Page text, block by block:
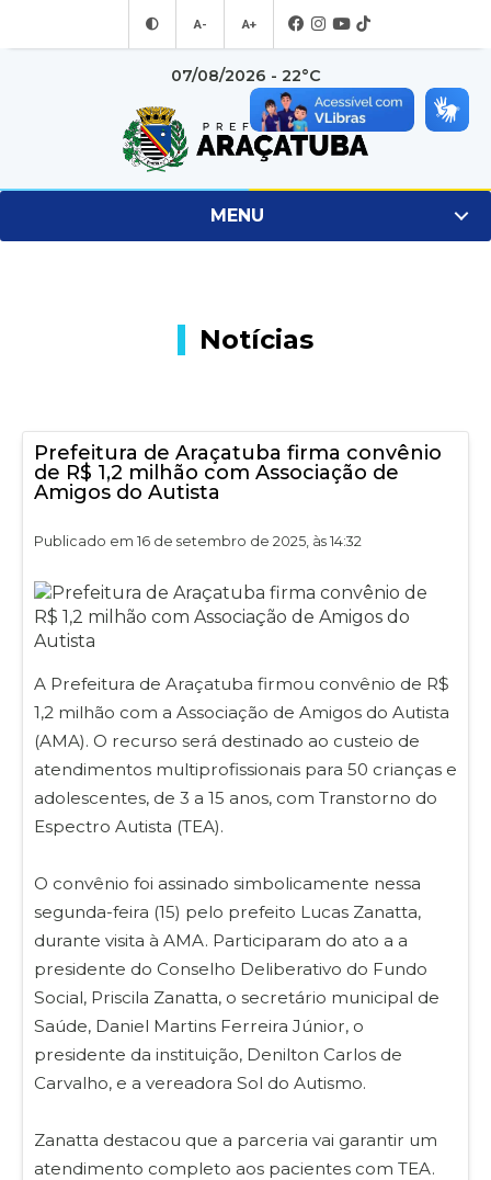
A- A+
07/08/2026 - 22°C
MENU
Notícias
Prefeitura de Araçatuba firma convênio
de R$ 1,2 milhão com Associação de
Amigos do Autista
Publicado em 16 de setembro de 2025, às 14:32
A Prefeitura de Araçatuba firmou convênio de R$
1,2 milhão com a Associação de Amigos do Autista
(AMA). O recurso será destinado ao custeio de
atendimentos multiprofissionais para 50 crianças e
adolescentes, de 3 a 15 anos, com Transtorno do
Espectro Autista (TEA).
O convênio foi assinado simbolicamente nessa
segunda-feira (15) pelo prefeito Lucas Zanatta,
durante visita à AMA. Participaram do ato a a
presidente do Conselho Deliberativo do Fundo
Social, Priscila Zanatta, o secretário municipal de
Saúde, Daniel Martins Ferreira Júnior, o
presidente da instituição, Denilton Carlos de
Carvalho, e a vereadora Sol do Autismo.
Zanatta destacou que a parceria vai garantir um
atendimento completo aos pacientes com TEA.